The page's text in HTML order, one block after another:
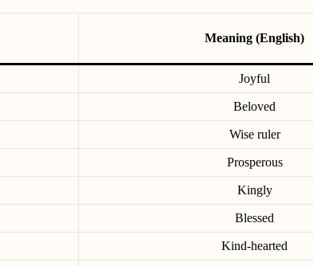
Meaning (English)
Joyful
Beloved
Wise ruler
Prosperous
Kingly
Blessed
Kind-hearted